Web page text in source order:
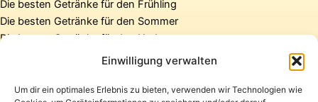
Einwilligung verwalten
Um dir ein optimales Erlebnis zu bieten, verwenden wir Technologien wie
Die besten Getränke für den Frühling
Die besten Getränke für den Sommer
Die besten Getränke für den Herbst
Die besten Getränke für den Winter